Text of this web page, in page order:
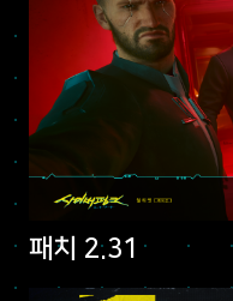
패치 2.31